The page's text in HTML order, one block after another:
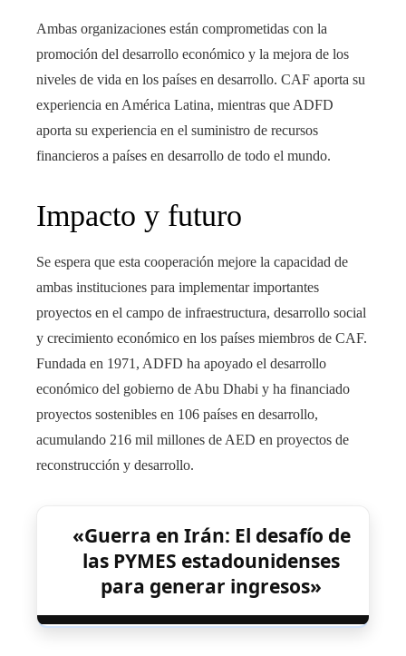
Ambas organizaciones están comprometidas con la
promoción del desarrollo económico y la mejora de los
niveles de vida en los países en desarrollo. CAF aporta su
experiencia en América Latina, mientras que ADFD
aporta su experiencia en el suministro de recursos
financieros a países en desarrollo de todo el mundo.
Impacto y futuro
Se espera que esta cooperación mejore la capacidad de
ambas instituciones para implementar importantes
proyectos en el campo de infraestructura, desarrollo social
y crecimiento económico en los países miembros de CAF.
Fundada en 1971, ADFD ha apoyado el desarrollo
económico del gobierno de Abu Dhabi y ha financiado
proyectos sostenibles en 106 países en desarrollo,
acumulando 216 mil millones de AED en proyectos de
reconstrucción y desarrollo.
«Guerra en Irán: El desafío de
las PYMES estadounidenses
para generar ingresos»